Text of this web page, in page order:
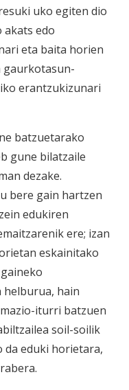
uko egiten dio
edo
eta baita horien
gaurkotasun-
erantzukizunari
batzuetarako
gune bilatzaile
dezake.
bere gain hartzen
edukiren
ere; izan
eskainitako
hain
iturri batzuen
soil-soilik
eduki horietara,